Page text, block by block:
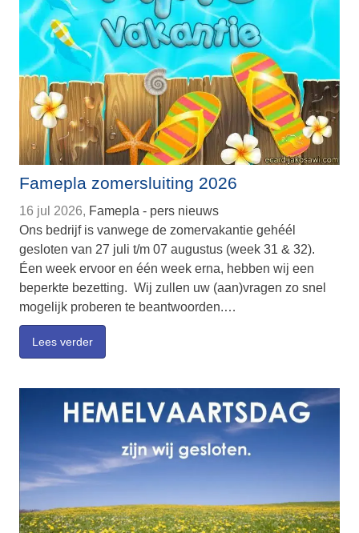
Famepla zomersluiting 2026
16 jul 2026, Famepla - pers nieuws
Ons bedrijf is vanwege de zomervakantie gehéél
gesloten van 27 juli t/m 07 augustus (week 31 & 32).
Éen week ervoor en één week erna, hebben wij een
beperkte bezetting. Wij zullen uw (aan)vragen zo snel
mogelijk proberen te beantwoorden.…
Lees verder